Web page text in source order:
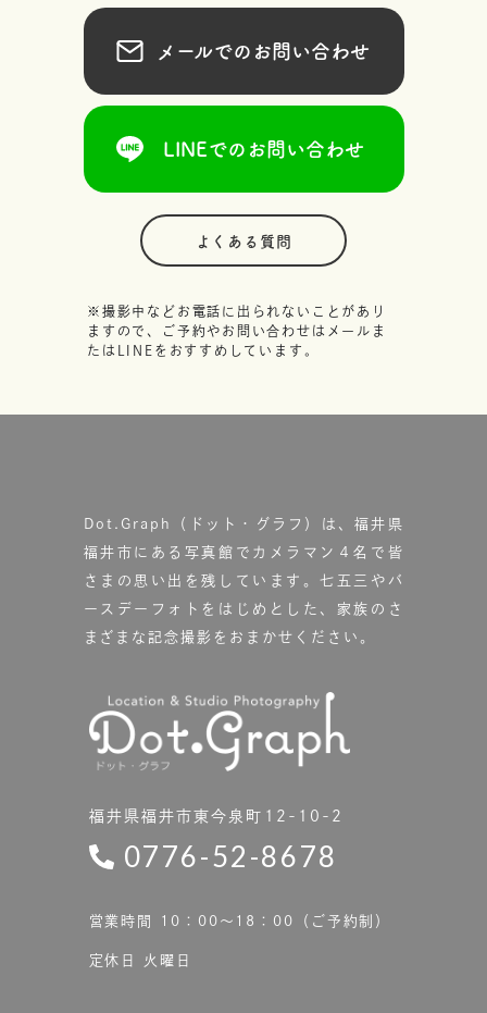
メールでのお問い合わせ
LINEでのお問い合わせ
よくある質問
※撮影中などお電話に出られないことがあり
ますので、ご予約やお問い合わせはメールま
たはLINEをおすすめしています。
Dot.Graph（ドット・グラフ）は、福井県
福井市にある写真館で カメラマン４名で皆
さまの思い出を残しています。七五三やバ
ースデーフォトをはじめとした、家族のさ
まざまな記念撮影をおまかせください。
福井県福井市東今泉町12-10-2
0776-52-8678
営業時間 10：00〜18：00（ご予約制）
定休日 火曜日